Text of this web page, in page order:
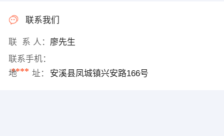
联系我们
联 系 人： 廖先生
联系手机：
****
地 址： 安溪县凤城镇兴安路166号